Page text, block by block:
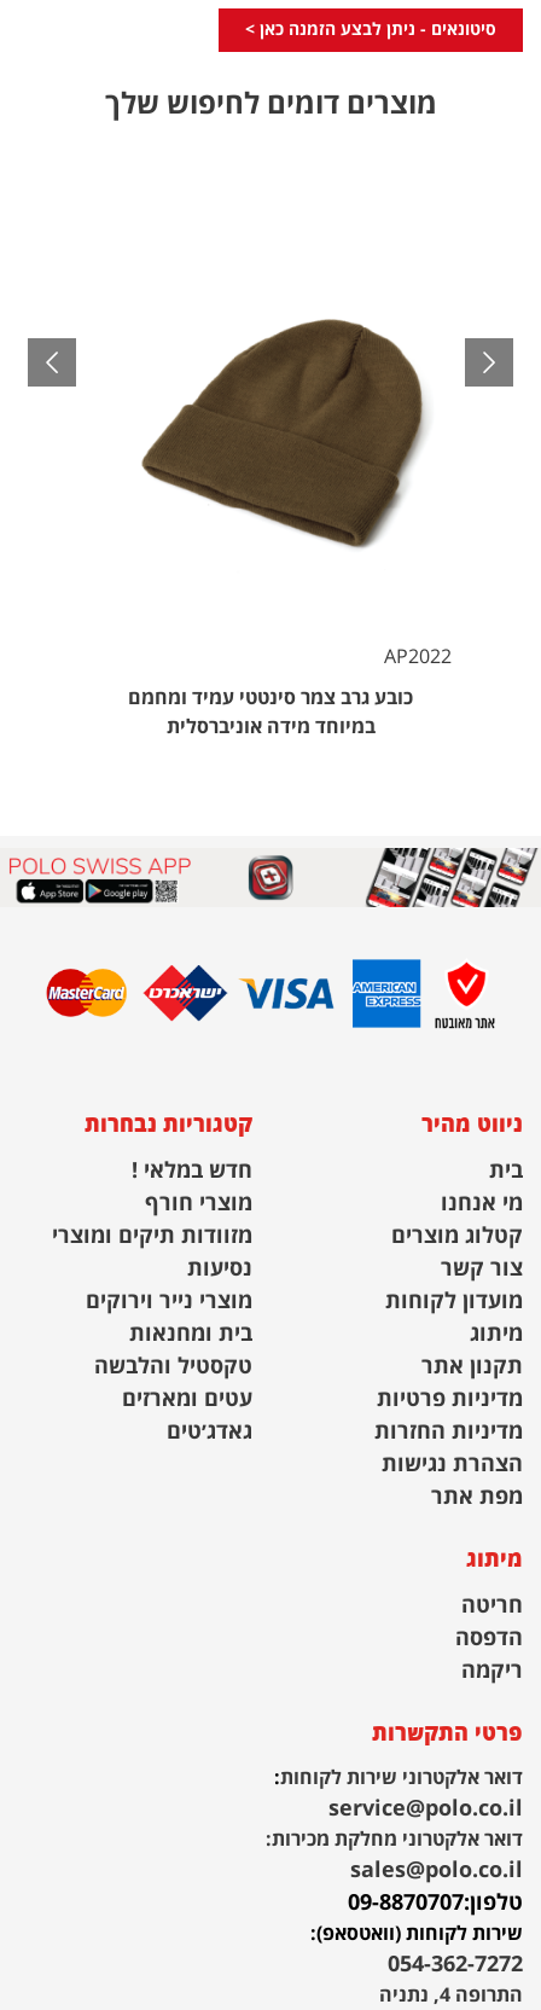
סיטונאים - ניתן לבצע הזמנה כאן >
מוצרים דומים לחיפוש שלך
AP2022
כובע גרב צמר סינטטי עמיד ומחמם
במיוחד מידה אוניברסלית
ניווט מהיר
בית
מי אנחנו
קטלוג מוצרים
צור קשר
מועדון לקוחות
מיתוג
תקנון אתר
מדיניות פרטיות
מדיניות החזרות
הצהרת נגישות
מפת אתר
קטגוריות נבחרות
חדש במלאי !
מוצרי חורף
מזוודות תיקים ומוצרי
נסיעות
מוצרי נייר וירוקים
בית ומחנאות
טקסטיל והלבשה
עטים ומארזים
גאדג׳טים
מיתוג
חריטה
הדפסה
ריקמה
פרטי התקשרות
דואר אלקטרוני שירות לקוחות:
service@polo.co.il
דואר אלקטרוני מחלקת מכירות:
sales@polo.co.il
טלפון:09-8870707
שירות לקוחות (וואטסאפ):
054-362-7272
התרופה 4, נתניה